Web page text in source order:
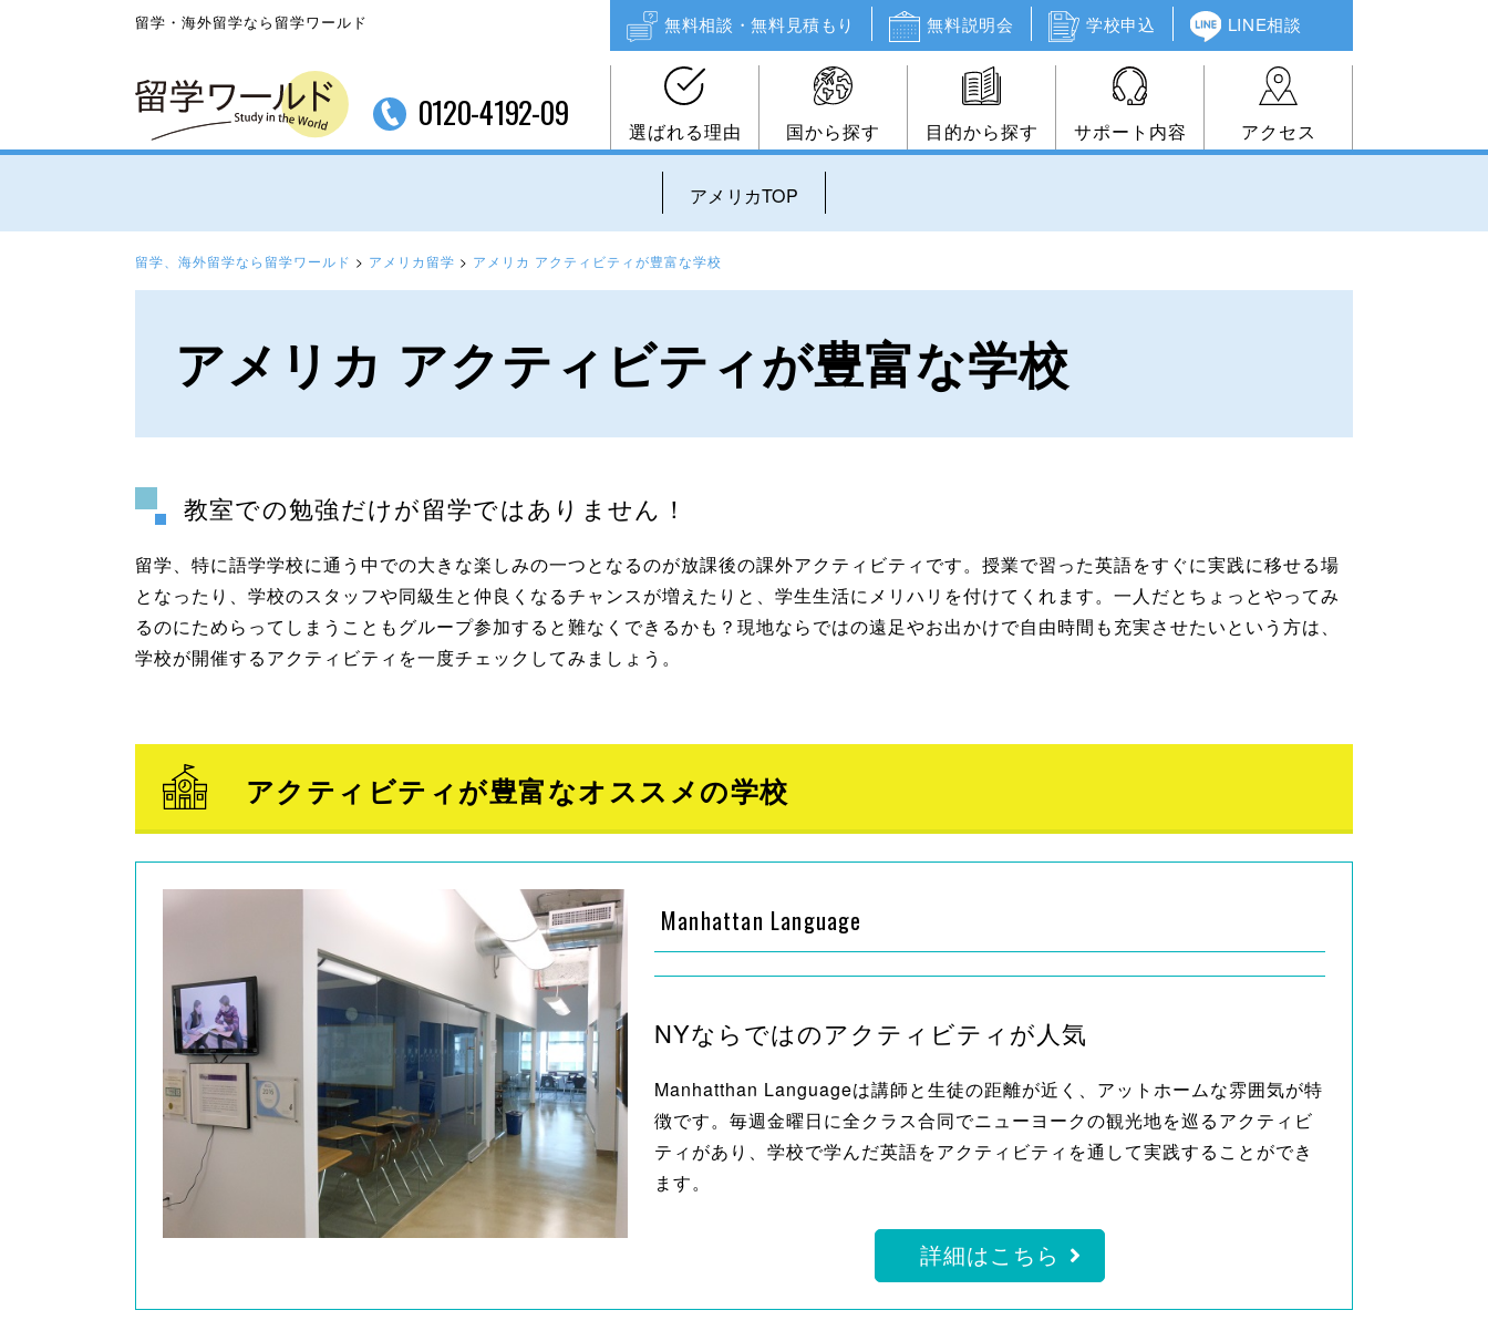
留学・海外留学なら留学ワールド 無料相談・無料見積もり 無料説明会 学校申込 LINE相談
0120-4192-09 選ばれる理由 国から探す 目的から探す サポート内容 アクセス
アメリカTOP
留学、海外留学なら留学ワールド > アメリカ留学 > アメリカ アクティビティが豊富な学校
アメリカ アクティビティが豊富な学校
教室での勉強だけが留学ではありません！
留学、特に語学学校に通う中での大きな楽しみの一つとなるのが放課後の課外アクティビティです。授業で習った英語をすぐに実践に移せる場
となったり、学校のスタッフや同級生と仲良くなるチャンスが増えたりと、学生生活にメリハリを付けてくれます。一人だとちょっとやってみ
るのにためらってしまうこともグループ参加すると難なくできるかも？現地ならではの遠足やお出かけで自由時間も充実させたいという方は、
学校が開催するアクティビティを一度チェックしてみましょう。
アクティビティが豊富なオススメの学校
Manhattan Language
NYならではのアクティビティが人気
Manhatthan Languageは講師と生徒の距離が近く、アットホームな雰囲気が特
徴です。毎週金曜日に全クラス合同でニューヨークの観光地を巡るアクティビ
ティがあり、学校で学んだ英語をアクティビティを通して実践することができ
ます。
詳細はこちら